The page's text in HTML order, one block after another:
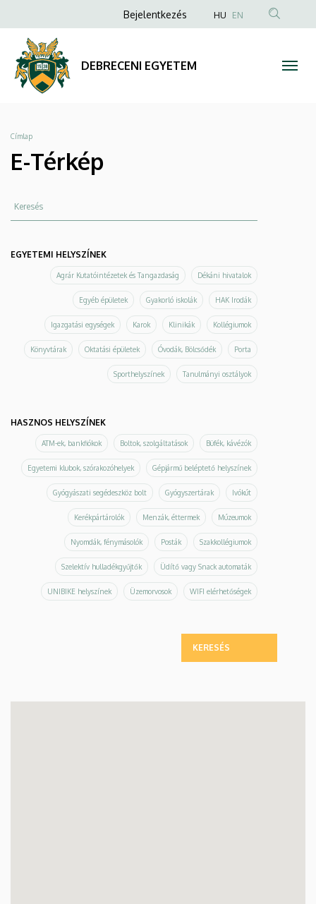
Térkép
DEBRECENI
EGYETEM
a
tartalomra
Anonim
menüje
Bejelentkezés HU EN
DEBRECENI EGYETEM
Morzsa
Címlap
E-Térkép
Keresés
EGYETEMI HELYSZÍNEK
Agrár Kutatóintézetek és Tangazdaság Dékáni hivatalok
Egyéb épületek Gyakorló iskolák HAK Irodák
Igazgatási egységek Karok Klinikák Kollégiumok
Könyvtárak Oktatási épületek Óvodák, Bölcsődék Porta
Sporthelyszínek Tanulmányi osztályok
HASZNOS HELYSZÍNEK
ATM-ek, bankfiókok Boltok, szolgáltatások Büfék, kávézók
Egyetemi klubok, szórakozóhelyek Gépjármű beléptető helyszínek
Gyógyászati segédeszköz bolt Gyógyszertárak Ivókút
Kerékpártárolók Menzák, éttermek Múzeumok
Nyomdák, fénymásolók Posták Szakkollégiumok
Szelektív hulladékgyűjtők Üdítő vagy Snack automaták
UNIBIKE helyszínek Üzemorvosok WIFI elérhetőségek